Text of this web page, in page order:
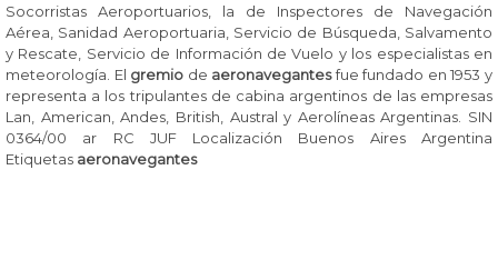
Socorristas Aeroportuarios, la de Inspectores de Navegación
Aérea, Sanidad Aeroportuaria, Servicio de Búsqueda, Salvamento
y Rescate, Servicio de Información de Vuelo y los especialistas en
meteorologí­a. El gremio de aeronavegantesfue fundado en 1953 y
representa a los tripulantes de cabina argentinos de las empresas
Lan, American, Andes, British, Austral y Aerolí­neas Argentinas. SIN
0364/00 ar RC JUF Localización Buenos Aires Argentina
Etiquetas aeronavegantes